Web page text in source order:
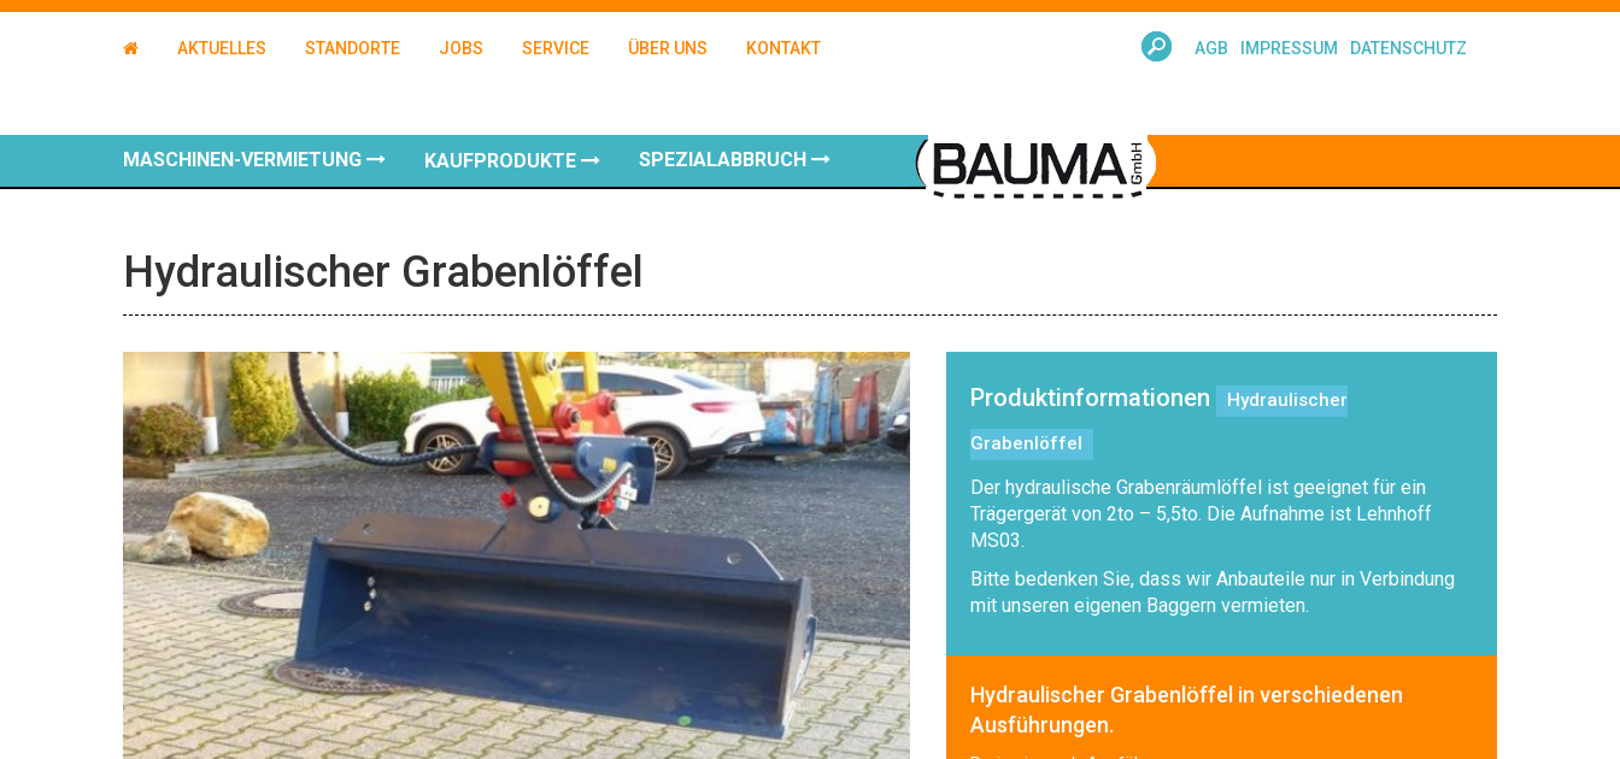
AKTUELLES STANDORTE JOBS SERVICE ÜBER UNS KONTAKT AGB IMPRESSUM DATENSCHUTZ
MASCHINEN-VERMIETUNG KAUFPRODUKTE SPEZIALABBRUCH
Hydraulischer Grabenlöffel
Produktinformationen
Hydraulischer
Grabenlöffel
Der hydraulische Grabenräumlöffel ist geeignet für ein
Trägergerät von 2to – 5,5to. Die Aufnahme ist Lehnhoff
MS03.
Bitte bedenken Sie, dass wir Anbauteile nur in Verbindung
mit unseren eigenen Baggern vermieten.
Hydraulischer Grabenlöffel in verschiedenen
Ausführungen.